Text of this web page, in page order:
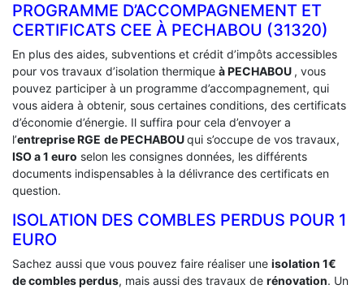
PROGRAMME D’ACCOMPAGNEMENT ET
CERTIFICATS CEE À ‎PECHABOU (31320)
En plus des aides, subventions et crédit d’impôts accessibles
pour vos travaux d’isolation thermique à PECHABOU , vous
pouvez participer à un programme d’accompagnement, qui
vous aidera à obtenir, sous certaines conditions, des certificats
d’économie d’énergie. Il suffira pour cela d’envoyer a
l’entreprise RGE de PECHABOUqui s’occupe de vos travaux,
ISO a 1 euro selon les consignes données, les différents
documents indispensables à la délivrance des certificats en
question.
ISOLATION DES COMBLES PERDUS POUR 1
EURO
Sachez aussi que vous pouvez faire réaliser une isolation 1€
de combles perdus, mais aussi des travaux de rénovation. Un